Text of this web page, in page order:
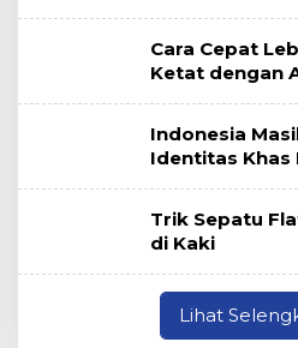
Cara Cepat
Ketat dengan
Indonesia
Identitas Khas
Trik Sepatu
di Kaki
Lihat